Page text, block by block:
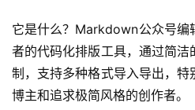
它是什么？Markdown公众号编
者的代码化排版工具，通过简
制，支持多种格式导入导出，
博主和追求极简风格的创作者。